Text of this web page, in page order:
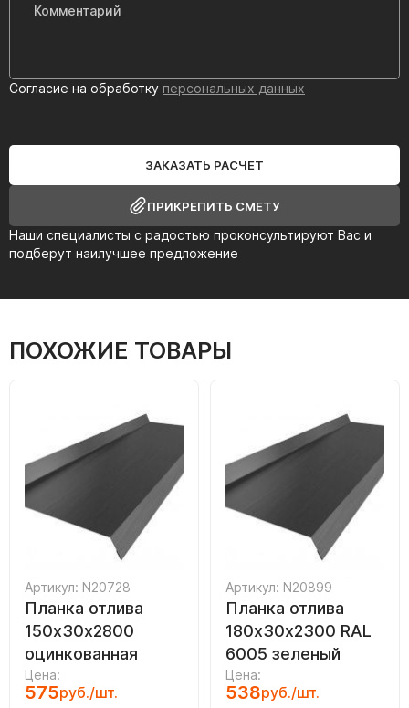
Наши специалисты с радостью проконсультируют Вас и
подберут наилучшее предложение
Согласие на обработку персональных данных
ЗАКАЗАТЬ РАСЧЕТ
ПРИКРЕПИТЬ СМЕТУ
ПОХОЖИЕ ТОВАРЫ
Артикул: N20728
Планка отлива
150х30х2800
оцинкованная
Цена:
575руб./шт.
Артикул: N20899
Планка отлива
180х30х2300 RAL
6005 зеленый
Цена:
538руб./шт.